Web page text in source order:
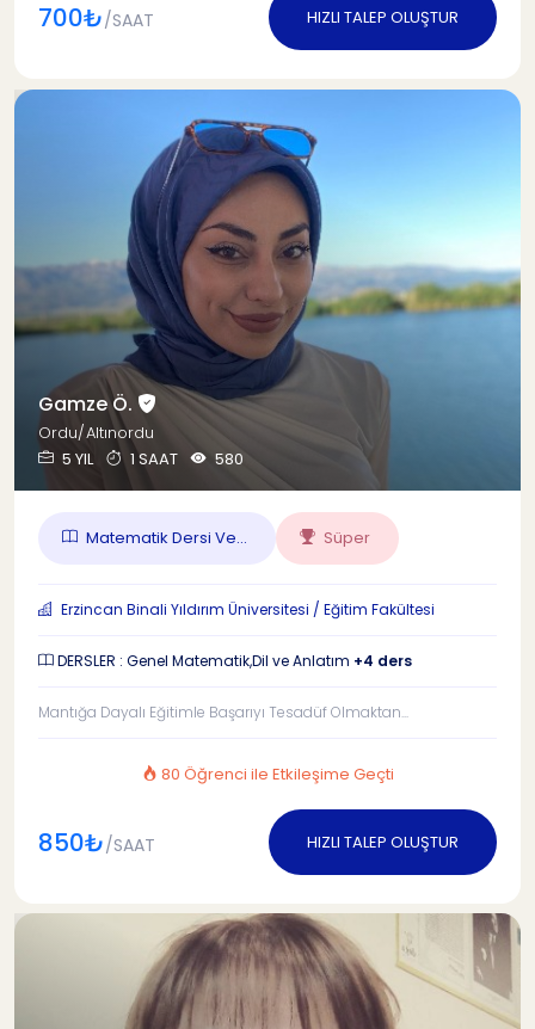
700₺/SAAT HIZLI TALEP OLUŞTUR
Gamze Ö.
Ordu/Altınordu
5 YIL
1 SAAT 580
Matematik Dersi Ve... Süper
Erzincan Binali Yıldırım Üniversitesi / Eğitim Fakültesi
DERSLER : Genel Matematik,Dil ve Anlatım +4 ders
Mantığa Dayalı Eğitimle Başarıyı Tesadüf Olmaktan...
80 Öğrenci ile Etkileşime Geçti
850₺/SAAT HIZLI TALEP OLUŞTUR